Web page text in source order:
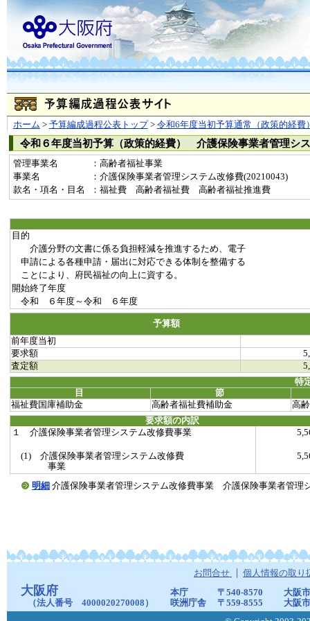
ホーム > 予算編成過程公表トップ> 令和6年度当初予算通常（政策的経費
令和６年度当初予算（政策的経費） 介護保険事業者管理シ
管理事業名
：高齢者福祉事業
事業名
：介護保険事業者管理システム改修費(20210043)
款名・項名・目名
：福祉費 高齢者福祉費 高齢者福祉推進費
目的
介護分野の文書に係る負担軽減を推進するため、電子
申請による各種申請・届出に対応できる体制を整備する
ことにより、府民福祉の向上に資する。
開始終了年度
令和 ６年度～令和 ６年度
予算額
前年度当初
要求額
査定額
特
目
節
福祉費国庫補助金
高齢者福祉費補助金
高
要求額の内訳
１ 介護保険事業者管理システム改修費事業
(1) 介護保険事業者管理システム改修費
事業
明細 介護保険事業者管理システム改修費事業 介護保険事業者管理
お問合せ 個人情報の取り
大阪府
（法人番号 4000020270008）
本庁 〒540-8570
大阪
咲洲庁舎
〒559-8555
大阪